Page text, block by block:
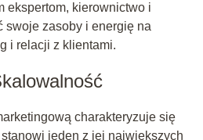
ekspertom, kierownictwo i
swoje zasoby i energię na
i relacji z klientami.
charakteryzuje się
jeden z jej największych